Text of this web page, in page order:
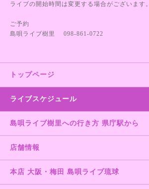
ライブの開始時間は変更する場合がございます。
ご予約
島唄ライブ樹里 098-861-0722
トップページ
ライブスケジュール
島唄ライブ樹里への行き方 県庁駅から
店舗情報
本店 大阪・梅田 島唄ライブ琉球